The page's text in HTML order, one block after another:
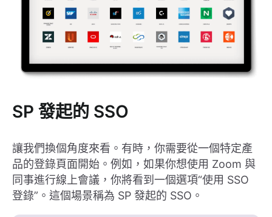
SP 發起的 SSO
讓我們換個角度來看。有時，你需要從一個特定產
品的登錄頁面開始。例如，如果你想使用 Zoom 與
同事進行線上會議，你將看到一個選項“使用 SSO
登錄”。這個場景稱為 SP 發起的 SSO。